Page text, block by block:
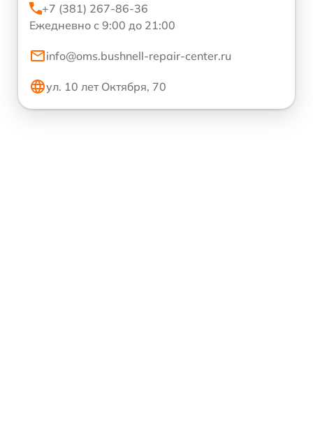
+7 (381) 267-86-36
Ежедневно с 9:00 до 21:00
info@oms.bushnell-repair-center.ru
ул. 10 лет Октября, 70